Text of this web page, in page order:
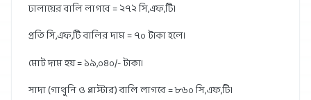
ঢালায়ের বালি লাগবে = ২৭২ সি,এফ,টি।
প্রতি সি,এফ,টি বালির দাম = ৭০ টাকা হলে।
মোট দাম হয় = ১৯,০৪০/- টাকা।
সাদা (গাথুনি ও প্লাস্টার) বালি লাগবে = ৮৬০ সি,এফ,টি।